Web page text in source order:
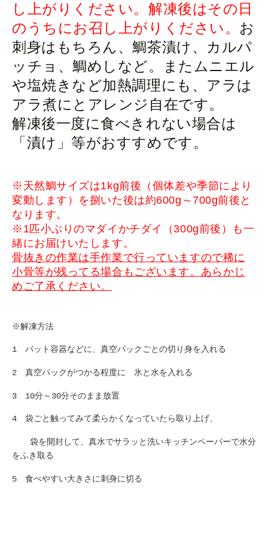
し上がりください。解凍後はその日
のうちにお召し上がりください。 お
刺身はもちろん、鯛茶漬け、カルパ
ッチョ、鯛めしなど。またムニエル
や塩焼きなど加熱調理にも、アラは
アラ煮にとアレンジ自在です。
解凍後一度に食べきれない場合は
「漬け」等がおすすめです。
※天然鯛サイズは1kg前後（個体差や季節により
変動します）を捌いた後は約600g～700g前後と
なります。
※1匹小ぶりのマダイかチダイ（300g前後）も一
緒にお届けいたします。
骨抜きの作業は手作業で行っていますので稀に
小骨等が残ってる場合もございます。あらかじ
めご了承ください。
※解凍方法
1 バット容器などに、真空パックごとの切り身を入れる
2 真空パックがつかる程度に 氷と水を入れる
3 10分～ 30分そのまま放置
4 袋ごと触ってみて柔らかくなっていたら取り上げ、
袋を開封して、真水でサラッと洗いキッチンペーパーで水分
をふき取る
5 食べやすい大きさに刺身に切る